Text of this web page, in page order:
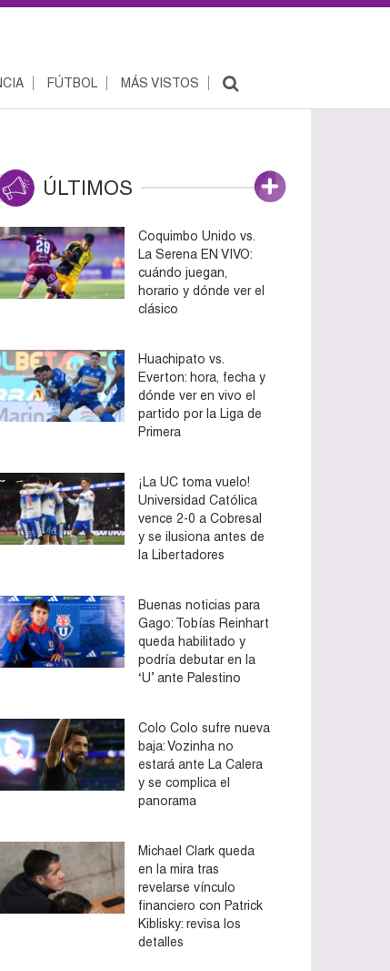
FÚTBOL MÁS VISTOS
ÚLTIMOS
Coquimbo Unido vs.
La Serena EN VIVO:
cuándo juegan,
horario y dónde ver el
clásico
Huachipato vs.
Everton: hora, fecha y
dónde ver en vivo el
partido por la Liga de
Primera
¡La UC toma vuelo!
Universidad Católica
vence 2-0 a Cobresal
y se ilusiona antes de
la Libertadores
Buenas noticias para
Gago: Tobías Reinhart
queda habilitado y
podría debutar en la
‘U’ ante Palestino
Colo Colo sufre nueva
baja: Vozinha no
estará ante La Calera
y se complica el
panorama
Michael Clark queda
en la mira tras
revelarse vínculo
financiero con Patrick
Kiblisky: revisa los
detalles